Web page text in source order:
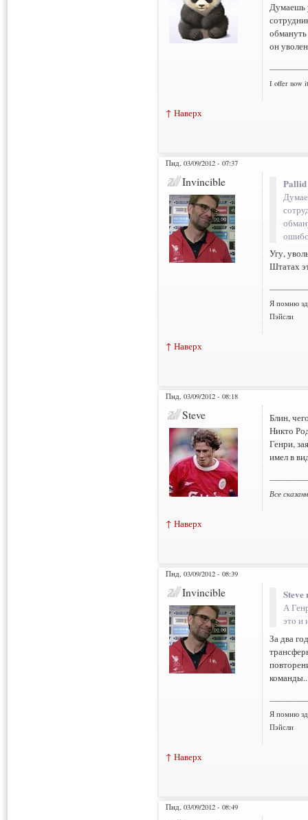
Думаешь
он
I offer now
↑ Наверх
Пнд, 03/09/2012 - 07:37
Invincible Pallid
Угу,
Штатах
Я помню
Пэйсли
↑ Наверх
Пнд, 03/09/2012 - 08:18
Steve
Блин,
Никто
Генри,
имел в
Все
↑ Наверх
Пнд, 03/09/2012 - 08:39
Invincible Steve
А
это и
За два
Я помню
Пэйсли
↑ Наверх
Пнд, 03/09/2012 - 08:49